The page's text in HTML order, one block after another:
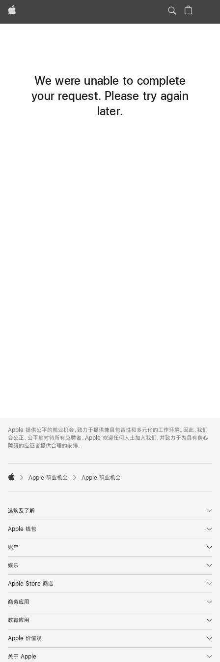
Apple
We were unable to complete
your request. Please try again
later.
Footer
Apple 提供公平的就业机会，致力于提供兼具包容性和多元化的工作环境。因此，我们
会公正、公平地对待所有应聘者。Apple 欢迎任何人士加入我们，并致力于为具有身心
障碍的应征者提供合理的安排。

Apple 职业机会 Apple 职业机会
选购及了解
Apple 钱包
账户
娱乐
Apple Store 商店
商务应用
教育应用
Apple 价值观
关于 Apple